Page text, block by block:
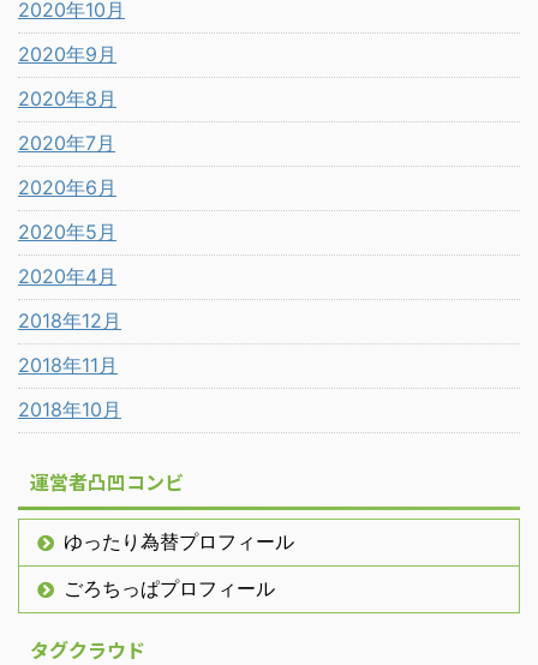
2020年10月
2020年9月
2020年8月
2020年7月
2020年6月
2020年5月
2020年4月
2018年12月
2018年11月
2018年10月
運営者凸凹コンビ
ゆったり為替プロフィール
ごろちっぱプロフィール
タグクラウド